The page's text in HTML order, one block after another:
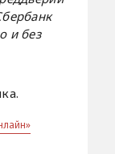
и без